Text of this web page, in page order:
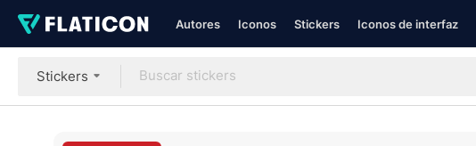
Autores Iconos Stickers Iconos de interfaz
Stickers